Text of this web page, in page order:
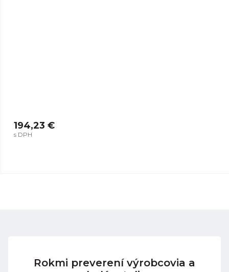
194,23 €
s DPH
Rokmi preverení výrobcovia a